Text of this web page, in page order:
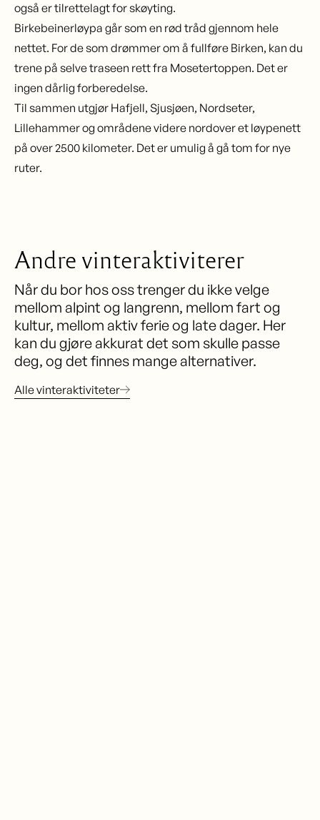
også er tilrettelagt for skøyting.
Birkebeinerløypa går som en rød tråd gjennom hele
nettet. For de som drømmer om å fullføre Birken, kan du
trene på selve traseen rett fra Mosetertoppen. Det er
ingen dårlig forberedelse.
Til sammen utgjør Hafjell, Sjusjøen, Nordseter,
Lillehammer og områdene videre nordover et løypenett
på over 2500 kilometer. Det er umulig å gå tom for nye
ruter.
Andre vinteraktiviterer
Når du bor hos oss trenger du ikke velge
mellom alpint og langrenn, mellom fart og
kultur, mellom aktiv ferie og late dager. Her
kan du gjøre akkurat det som skulle passe
deg, og det finnes mange alternativer.
Alle vinteraktiviteter